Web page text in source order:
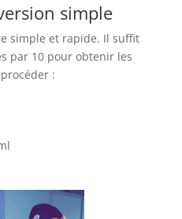
simple
simple et rapide. Il suffit
par 10 pour obtenir les
: